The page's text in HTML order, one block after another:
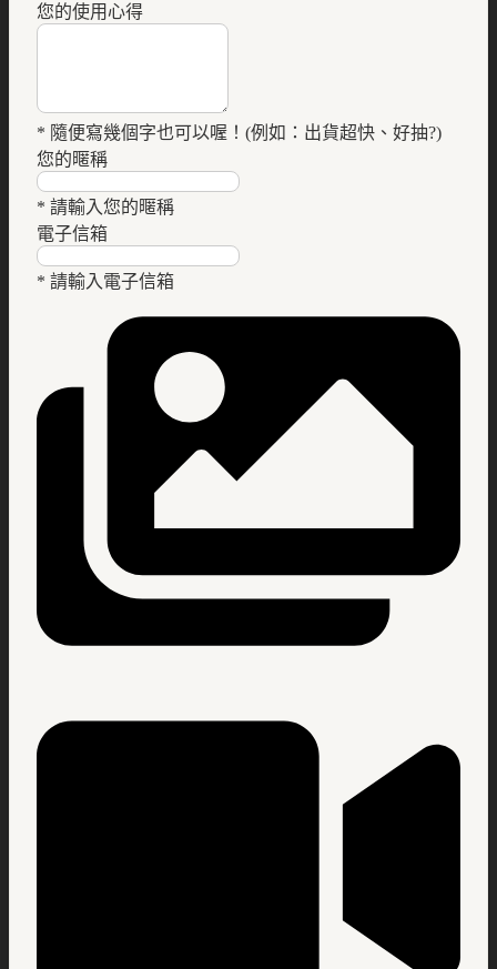
您的使用心得
* 隨便寫幾個字也可以喔！(例如：出貨超快、好抽?)
您的暱稱
* 請輸入您的暱稱
電子信箱
* 請輸入電子信箱